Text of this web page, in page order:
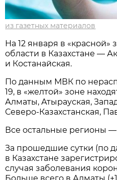
из газетных материалов
На 12 января в «красной»
области в Казахстане —
и Костанайская.
По данным МВК по
19, в «желтой» зоне
Алматы, Атырауская,
Северо-Казахстанская,
Все остальные регионы —
За прошедшие сутки (по
в Казахстане
случая заболевания